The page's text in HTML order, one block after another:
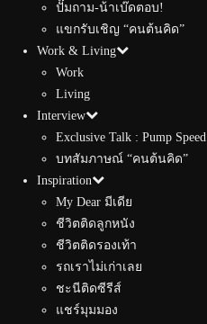
ปั๊มถาม-น้าเบ๊ดตอบ!
แขกรับเชิญ “คนต้นคิด”
Work & Living
Work
Living
Interview
Exclusive Talk : Pump Speed
บทสัมภาษณ์ “คนต้นคิด”
Inspiration
My Dear มีเดีย
ชีวิตติดลูกหนัง
ชีวิตติดรองเท้า
รถเราไม่เก่าเลย
ชะนีติดซีรีส์
แชร์มุมมอง